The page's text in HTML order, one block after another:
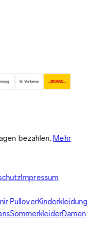
bezahlen. Mehr
Impressum
PulloverKinderkleidung
SommerkleiderDamen